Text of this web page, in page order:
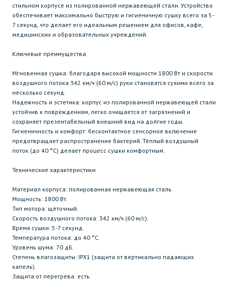
стильном корпусе из полированной нержавеющей стали. Устройство
обеспечивает максимально быструю и гигиеничную сушку всего за 5-
7 секунд, что делает его идеальным решением для офисов, кафе,
медицинских и образовательных учреждений.
Ключевые преимущества
Мгновенная сушка: благодаря высокой мощности 1800 Вт и скорости
воздушного потока 342 км/ч (60 м/с) руки становятся сухими всего за
несколько секунд.
Надежность и эстетика: корпус из полированной нержавеющей стали
устойчив к повреждениям, легко очищается от загрязнений и
сохраняет презентабельный внешний вид на долгие годы.
Гигиеничность и комфорт: бесконтактное сенсорное включение
предотвращает распространение бактерий. Тёплый воздушный
поток (до 40 °C) делает процесс сушки комфортным.
Технические характеристики
Материал корпуса: полированная нержавеющая сталь.
Мощность: 1800 Вт.
Тип мотора: щёточный.
Скорость воздушного потока: 342 км/ч (60 м/с).
Время сушки: 5-7 секунд.
Температура потока: до 40 °C.
Уровень шума: 70 дБ.
Степень влагозащиты: IPX1 (защита от вертикально падающих
капель).
Защита от перегрева: есть.